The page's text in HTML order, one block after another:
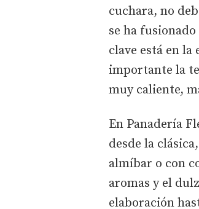
cuchara, no
se ha
clave está en la
importante la
muy caliente,
En Panadería
desde la
almíbar o con
aromas y el
elaboración